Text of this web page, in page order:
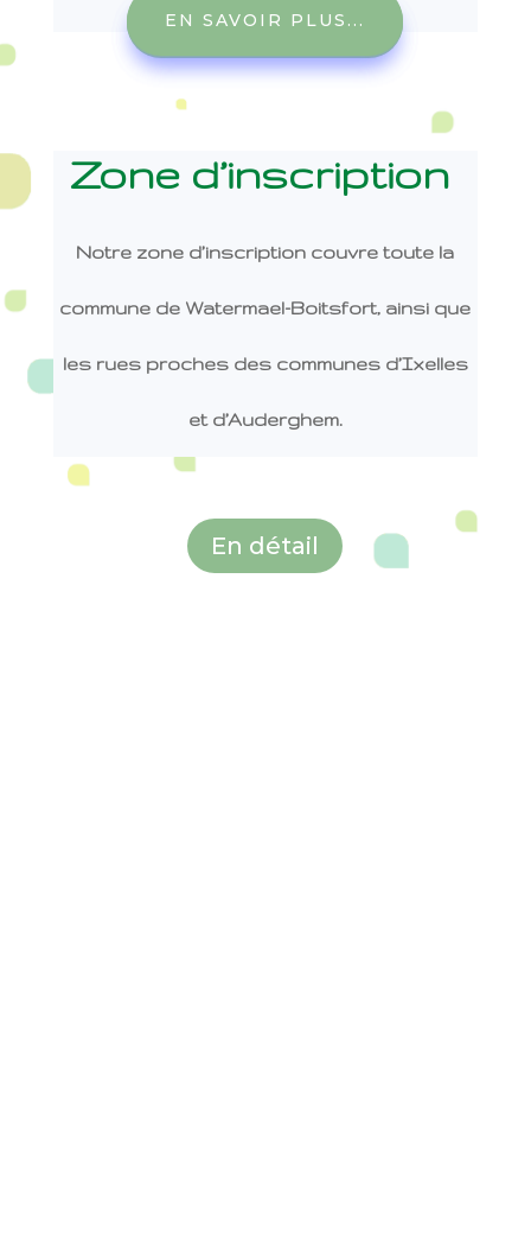
EN SAVOIR PLUS...
EN SAVOIR PLUS...
EN SAVOIR PLUS...
Zone d’inscription
Notre zone d’inscription couvre toute la
commune de Watermael-Boitsfort, ainsi que
les rues proches des communes d’Ixelles
et d’Auderghem.
En détail